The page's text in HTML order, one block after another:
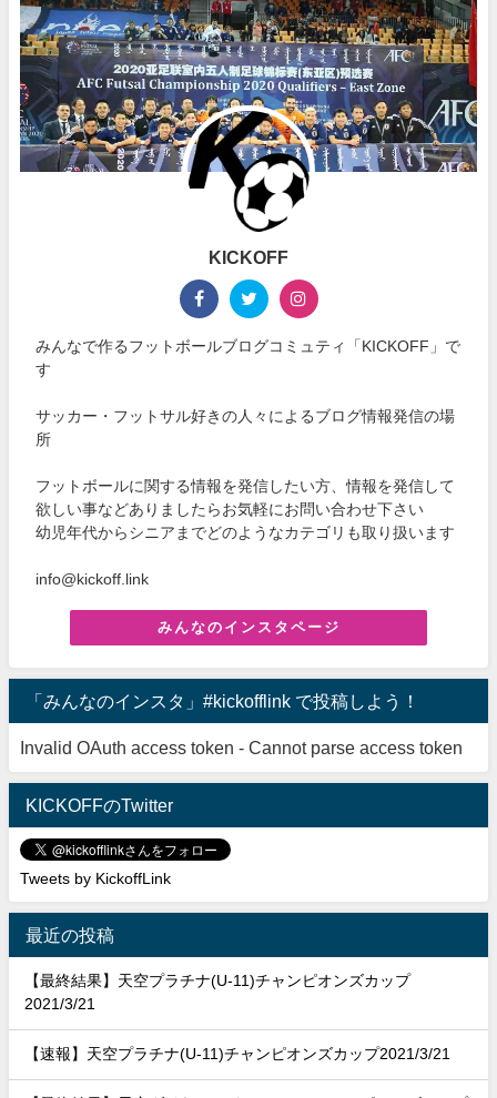
KICKOFF
みんなで作るフットボールブログコミュティ「KICKOFF」で
す
サッカー・フットサル好きの人々によるブログ情報発信の場
所
フットボールに関する情報を発信したい方、情報を発信して
欲しい事などありましたらお気軽にお問い合わせ下さい
幼児年代からシニアまでどのようなカテゴリも取り扱います
info@kickoff.link
みんなのインスタページ
「みんなのインスタ」#kickofflink で投稿しよう！
Invalid OAuth access token - Cannot parse access token
KICKOFFのTwitter
Tweets by KickoffLink
最近の投稿
【最終結果】天空プラチナ(U-11)チャンピオンズカップ
2021/3/21
【速報】天空プラチナ(U-11)チャンピオンズカップ2021/3/21